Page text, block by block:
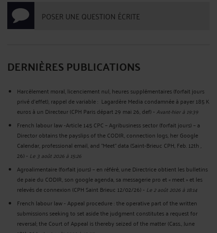
POSER UNE QUESTION ÉCRITE
DERNIÈRES PUBLICATIONS
Harcèlement moral, licenciement nul, heures supplémentaires (forfait jours
privé d’effet), rappel de variable : Lagardère Media condamnée à payer 185 K
euros à un Directeur (CPH Paris départ 29 mai 26, def)-Avant-hier à 19:39
French labour law -Article 145 CPC – Agribusiness sector (forfait jours) – a
Director obtains the payslips of the CODIR, connection logs, her Google
Calendar, professional email, and "Meet" data (Saint-Brieuc CPH, Feb. 12th ,
26)- Le 3 août 2026 à 15:26
Agroalimentaire (forfait jours) – en référé, une Directrice obtient les bulletins
de paie du CODIR, son google agenda, sa messagerie pro et « meet » et les
relevés de connexion (CPH Saint Brieuc 12/02/26)- Le 2 août 2026 à 18:14
French labour law - Appeal procedure : the operative part of the written
submissions seeking to set aside the judgment constitutes a request for
reversal; the Court of Appeal is thereby seized of the matter (Cass., June